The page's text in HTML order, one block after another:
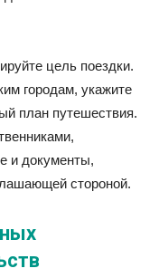
цель поездки.
городам, укажите
план путешествия.
и документы,
стороной.